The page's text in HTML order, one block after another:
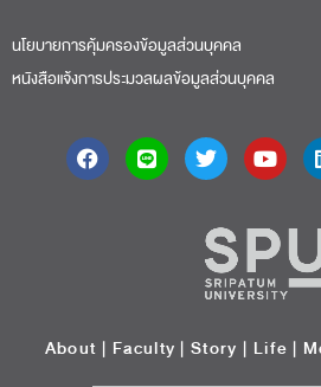
นโยบายการคุ้มครองข้อมูลส่วนบุคคล
หนังสือแจ้งการประมวลผลข้อมูลส่วนบุคคล
About | Faculty | Story | Life |